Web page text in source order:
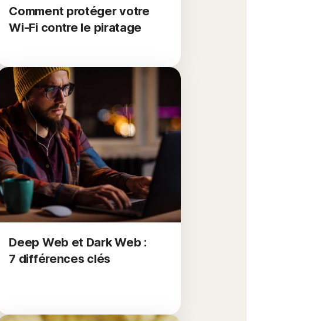
Comment protéger votre
Wi-Fi contre le piratage
Deep Web et Dark Web :
7 différences clés